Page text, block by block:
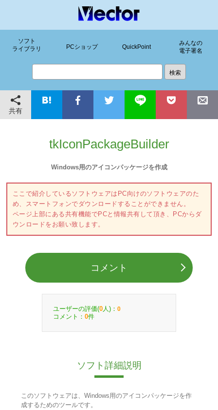
ソフト
ライブラリ
PCショップ QuickPoint
みんなの
電子署名
共有
tkIconPackageBuilder
Windows用のアイコンパッケージを作成
ここで紹介しているソフトウェアはPC向けのソフトウェアのた
め、スマートフォンでダウンロードすることができません。
ページ上部にある共有機能でPCと情報共有して頂き、PCからダ
ウンロードをお願い致します。
コメント
ユーザーの評価(0 人)： 0
コメント： 0件
ソフト詳細説明
このソフトウェアは、Windows用のアイコンパッケージを作
成するためのツールです。